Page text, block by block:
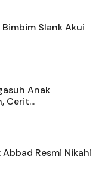
Bimbim Slank Akui
Anak
Cerit...
Resmi Nikahi